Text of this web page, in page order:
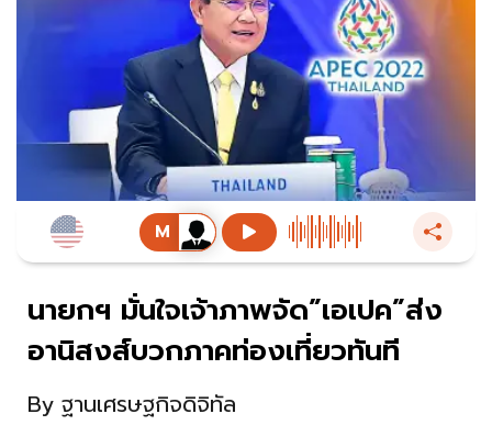
นายกฯ มั่นใจเจ้าภาพจัด”เอเปค”ส่ง
อานิสงส์บวกภาคท่องเที่ยวทันที
By ฐานเศรษฐกิจดิจิทัล